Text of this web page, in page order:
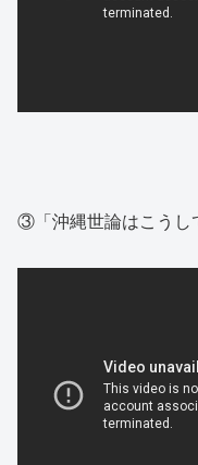
③「沖縄世論はこうし